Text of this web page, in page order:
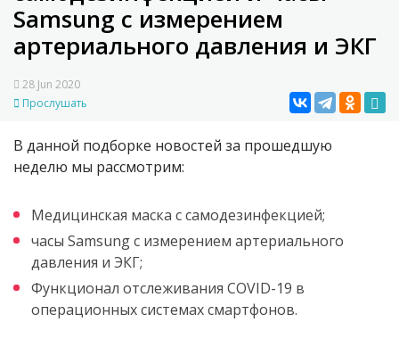
Samsung с измерением
артериального давления и ЭКГ
28 Jun 2020
Прослушать
В данной подборке новостей за прошедшую
неделю мы рассмотрим:
Медицинская маска с самодезинфекцией;
часы Samsung с измерением артериального
давления и ЭКГ;
Функционал отслеживания COVID-19 в
операционных системах смартфонов.